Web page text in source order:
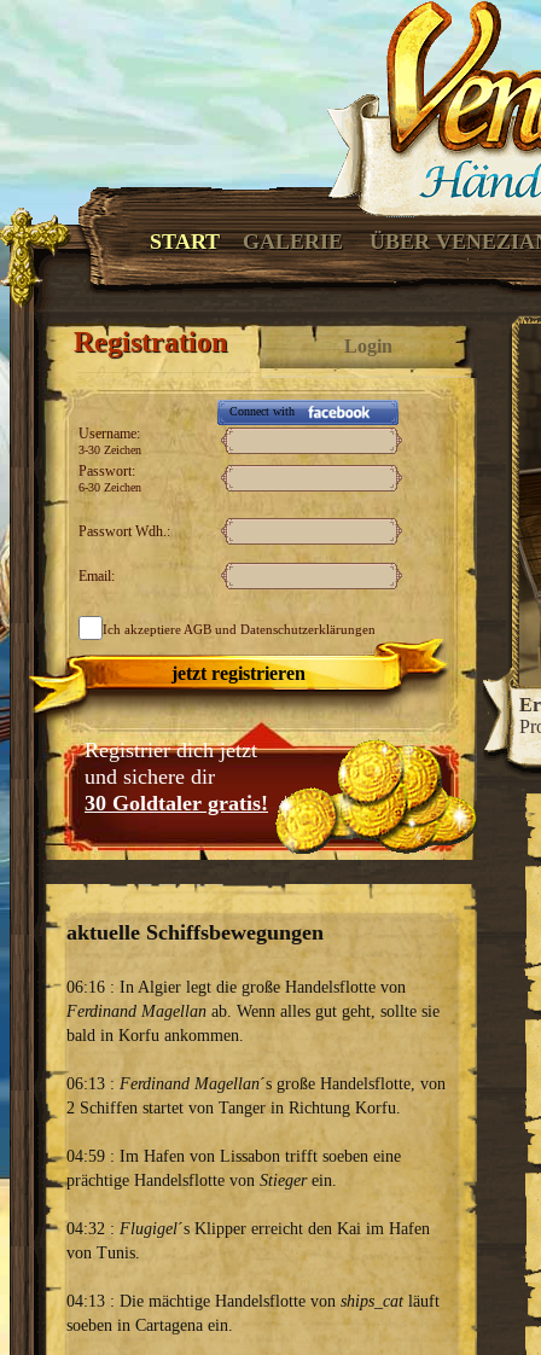
START GALERIE ÜBER
Registration Login
Connect with
Username:
3-30 Zeichen
Passwort:
6-30 Zeichen
Passwort Wdh.:
Email:
Ich akzeptiere AGB und Datenschutzerklärungen
jetzt registrieren
Registrier dich jetzt
und sichere dir
30 Goldtaler gratis!
aktuelle Schiffsbewegungen
06:16 : In Algier legt die große Handelsflotte von
Ferdinand Magellan ab. Wenn alles gut geht, sollte sie
bald in Korfu ankommen.
06:13 : Ferdinand Magellan´s große Handelsflotte, von
2 Schiffen startet von Tanger in Richtung Korfu.
04:59 : Im Hafen von Lissabon trifft soeben eine
prächtige Handelsflotte von Stiegerein.
04:32 : Flugigel´s Klipper erreicht den Kai im Hafen
von Tunis.
04:13 : Die mächtige Handelsflotte von ships_cat läuft
soeben in Cartagena ein.
Stadtfürsten!Ergreife machtvolle Ämter und
zu einer glanzvollen Handelsmetropole aus.